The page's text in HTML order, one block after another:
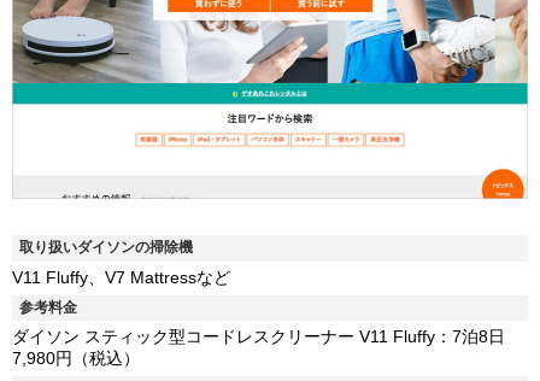
取り扱いダイソンの掃除機
V11 Fluffy、V7 Mattressなど
参考料金
ダイソン スティック型コードレスクリーナー V11 Fluffy：7泊8日
7,980円（税込）